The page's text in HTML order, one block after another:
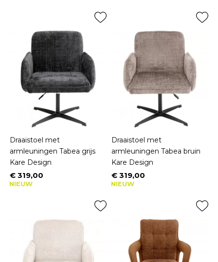
Draaistoel met
armleuningen Tabea grijs
Kare Design
Prijs
€ 319,00
NIEUW
Draaistoel met
armleuningen Tabea bruin
Kare Design
Prijs
€ 319,00
NIEUW